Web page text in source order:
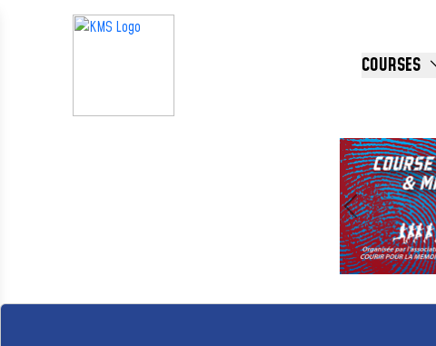
COURSES
Précédent
Panneau de gestion des cookies